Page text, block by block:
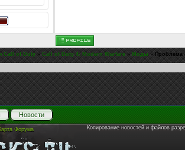
Call of Duty » Call of Duty 4: Modern Warfare » Моды » Проблема
Новости
Форума Копирование новостей и файлов